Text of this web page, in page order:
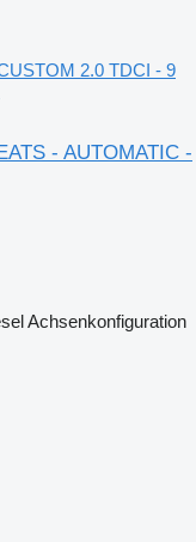
2.0 TDCI - 9
- AUTOMATIC -
Achsenkonfiguration